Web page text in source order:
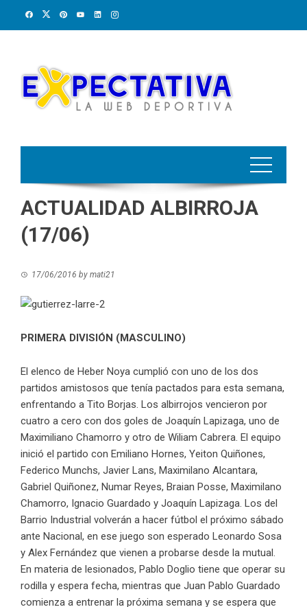
ACTUALIDAD ALBIRROJA
(17/06)
17/06/2016 by mati21
PRIMERA DIVISIÓN (MASCULINO)
El elenco de Heber Noya cumplió con uno de los dos
partidos amistosos que tenía pactados para esta semana,
enfrentando a Tito Borjas. Los albirrojos vencieron por
cuatro a cero con dos goles de Joaquín Lapizaga, uno de
Maximiliano Chamorro y otro de Wiliam Cabrera. El equipo
inició el partido con Emiliano Hornes, Yeiton Quiñones,
Federico Munchs, Javier Lans, Maximilano Alcantara,
Gabriel Quiñonez, Numar Reyes, Braian Posse, Maximilano
Chamorro, Ignacio Guardado y Joaquín Lapizaga. Los del
Barrio Industrial volverán a hacer fútbol el próximo sábado
ante Nacional, en ese juego son esperado Leonardo Sosa
y Alex Fernández que vienen a probarse desde la mutual.
En materia de lesionados, Pablo Doglio tiene que operar su
rodilla y espera fecha, mientras que Juan Pablo Guardado
comienza a entrenar la próxima semana y se espera que